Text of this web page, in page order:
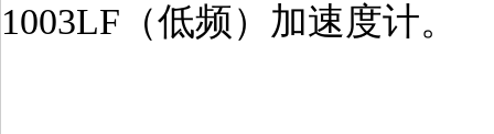
1003LF（低频）加速度计。